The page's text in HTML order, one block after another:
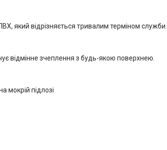
який відрізняється тривалим терміном служби.
відмінне зчеплення з будь-якою поверхнею.
мокрій підлозі